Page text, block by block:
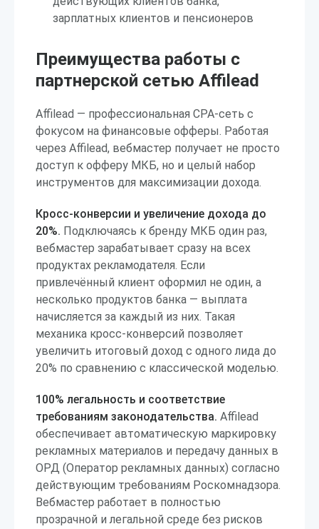
зарплатных клиентов и пенсионеров
Преимущества работы с
партнерской сетью Affilead
Affilead — профессиональная CPA-сеть с
фокусом на финансовые офферы. Работая
через Affilead, вебмастер получает не просто
доступ к офферу МКБ, но и целый набор
инструментов для максимизации дохода.
Кросс-конверсии и увеличение дохода до
20%. Подключаясь к бренду МКБ один раз,
вебмастер зарабатывает сразу на всех
продуктах рекламодателя. Если
привлечённый клиент оформил не один, а
несколько продуктов банка — выплата
начисляется за каждый из них. Такая
механика кросс-конверсий позволяет
увеличить итоговый доход с одного лида до
20% по сравнению с классической моделью.
100% легальность и соответствие
требованиям законодательства. Affilead
обеспечивает автоматическую маркировку
рекламных материалов и передачу данных в
ОРД (Оператор рекламных данных) согласно
действующим требованиям Роскомнадзора.
Вебмастер работает в полностью
прозрачной и легальной среде без рисков